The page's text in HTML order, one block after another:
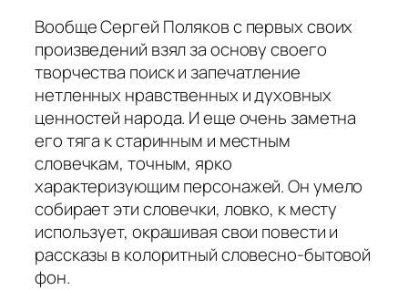
Вообще Сергей Поляков с первых своих
произведений взял за основу своего
творчества поиск и запечатление
нетленных нравственных и духовных
ценностей народа. И еще очень заметна
его тяга к старинным и местным
словечкам, точным, ярко
характеризующим персонажей. Он умело
собирает эти словечки, ловко, к месту
использует, окрашивая свои повести и
рассказы в колоритный словесно-бытовой
фон.